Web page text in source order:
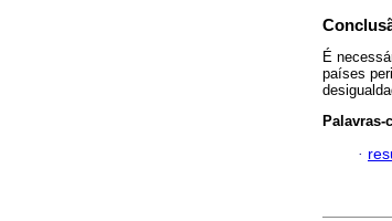
É
países
Palavras-
·